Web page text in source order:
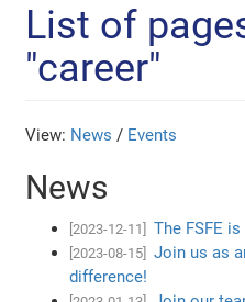
List of
"career"
View: News / Events
News
[2023-12-11] The FSFE
[2023-08-15]
Join us as
difference!